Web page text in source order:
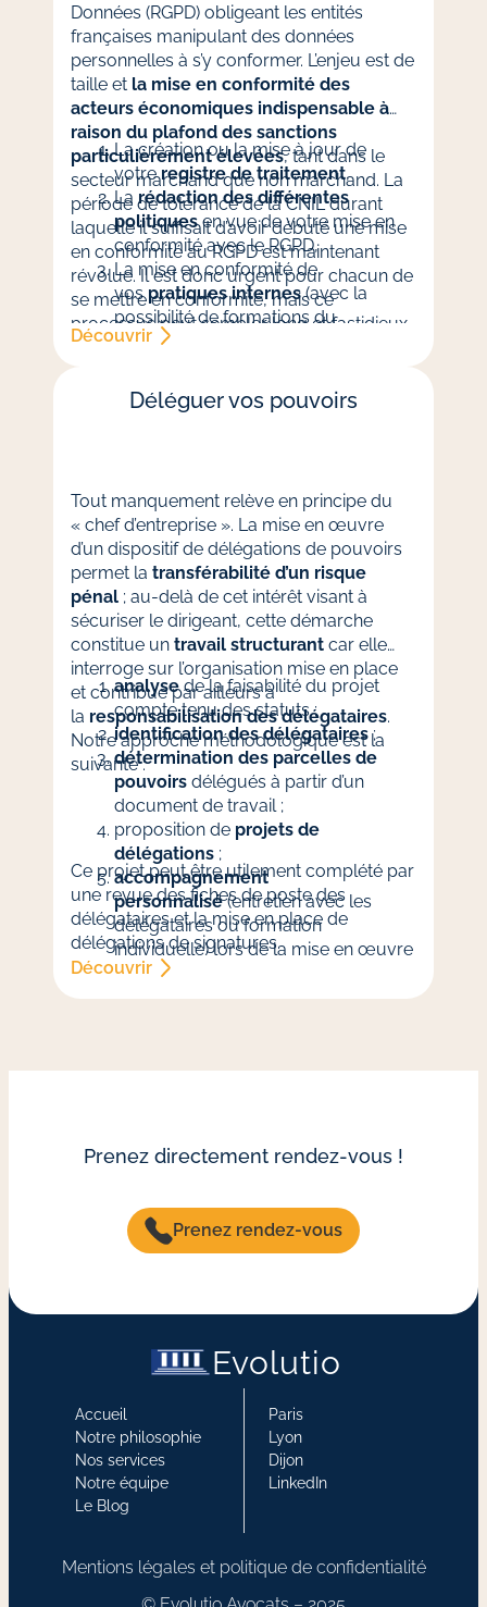
Données (RGPD) obligeant les entités
françaises manipulant des données
personnelles à s’y conformer. L’enjeu est de
taille et la mise en conformité des
acteurs économiques indispensable à
raison du plafond des sanctions
particulièrement élevées, tant dans le
secteur marchand que non marchand. La
période de tolérance de la CNIL durant
laquelle il suffisait d’avoir débuté une mise
en conformité au RGPD est maintenant
révolue. Il est donc urgent pour chacun de
se mettre en conformité, mais ce
processus peut sembler long et fastidieux.
C’est pourquoi Evolutio
Avocats
ses clients dans cette transitionet vous
propose un service à la carte comprenant
La création ou la mise à jour de
votreregistre de traitement,
Larédaction des différentes
politiquesen vue de votre mise en
conformité avec le RGPD,
La mise en conformité de
vospratiques internes(avec la
possibilité de formations du
personnel).
Découvrir
Déléguer vos pouvoirs​
Tout manquement relève en principe du
« chef d’entreprise ». La mise en œuvre
d’un dispositif de délégations de pouvoirs
permet latransférabilité d’un risque
pénal ; au-delà de cet intérêt visant à
sécuriser le dirigeant, cette démarche
constitue untravail structurant car elle
interroge sur l’organisation mise en place
et contribue par ailleurs à
la responsabilisation des délégataires.
Notre approche méthodologique est la
suivante :
analysede la faisabilité du projet
compte tenu des statuts ;
identification des délégataires;
détermination des parcelles de
pouvoirs délégués à partir d’un
document de travail ;
proposition de projets de
délégations ;
accompagnement
personnalisé(entretien avec les
délégataires ou formation
individuelle) lors de la mise en œuvre
du dispositif.
Ce projet peut être utilement complété par
une revue des fiches de poste des
délégataires et la mise en place de
délégations de signatures.
Découvrir
Prenez directement rendez-vous !
Prenez rendez-vous
Evolutio
Accueil
Notre philosophie
Nos services
Notre équipe
Le Blog
Paris
Lyon
Dijon
LinkedIn
Mentions légales et politique de confidentialité